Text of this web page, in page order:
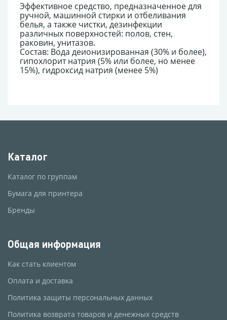
Эффективное средство, предназначенное для
ручной, машинной стирки и отбеливания
белья, а также чистки, дезинфекции
различных поверхностей: полов, стен,
раковин, унитазов.
Состав: Вода деионизированная (30% и более),
гипохлорит натрия (5% или более, но менее
15%), гидроксид натрия (менее 5%)
Каталог
Каталог по группам
Бумага для принтера
Бренды
Общая информация
Как стать клиентом
Оплата и доставка
Политика защиты персональных данных
Политика возврата товаров и денежных средств